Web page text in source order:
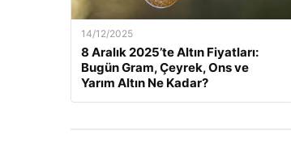
14/12/2025
8 Aralık 2025’te Altın Fiyatları:
Bugün Gram, Çeyrek, Ons ve
Yarım Altın Ne Kadar?